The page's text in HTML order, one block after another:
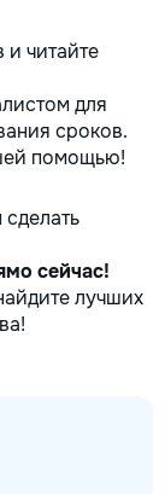
читайте
для
сроков.
помощью!
сейчас!
лучших